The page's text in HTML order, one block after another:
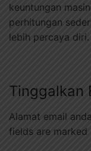
keuntungan
perhitungan
lebih percaya
Tinggalkan
Alamat email
fields are marked